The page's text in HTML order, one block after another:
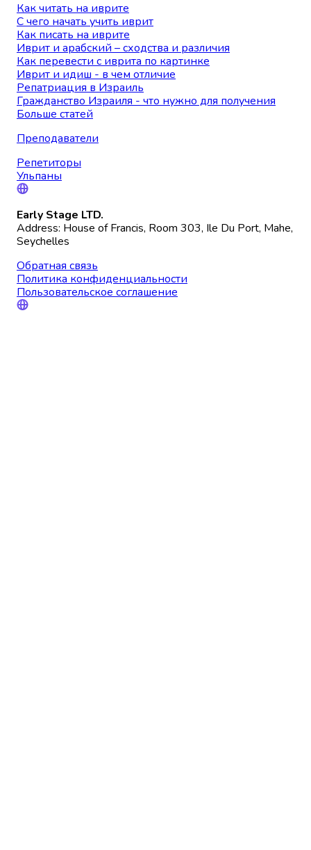
Как читать на иврите
С чего начать учить иврит
Как писать на иврите
Иврит и арабский – сходства и различия
Как перевести с иврита по картинке
Иврит и идиш - в чем отличие
Репатриация в Израиль
Гражданство Израиля - что нужно для получения
Больше статей
Преподаватели
Репетиторы
Ульпаны
Early Stage LTD.
Address: House of Francis, Room 303, Ile Du Port, Mahe,
Seychelles
Обратная связь
Политика конфиденциальности
Пользовательское соглашение